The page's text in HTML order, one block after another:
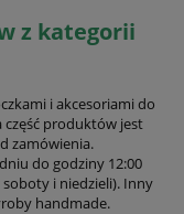
z kategorii
i akcesoriami do
część produktów jest
zamówienia.
do godziny 12:00
soboty i niedzieli). Inny
handmade.